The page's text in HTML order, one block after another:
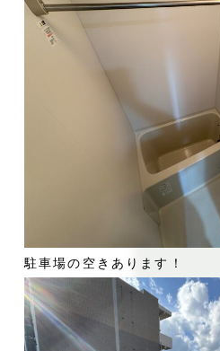
駐車場の空きあります！